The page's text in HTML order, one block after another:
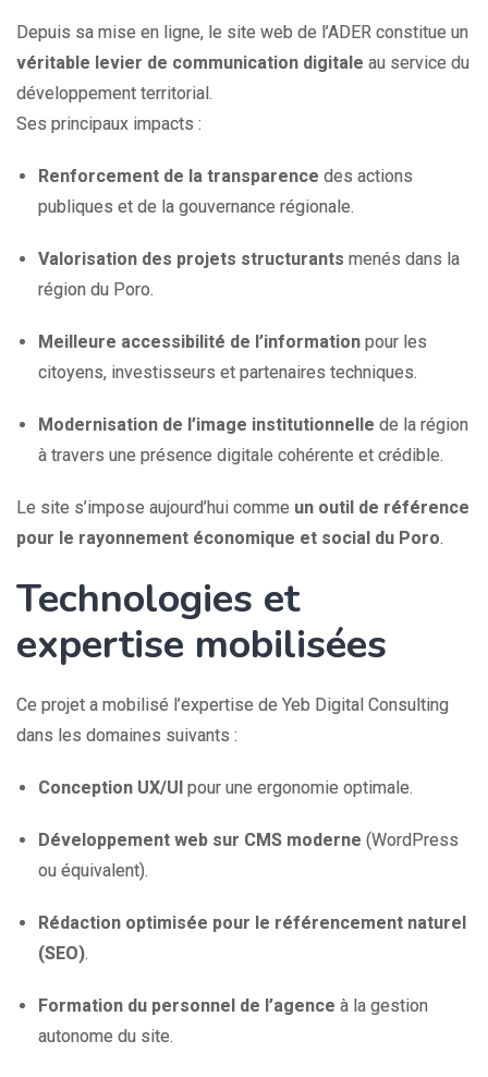
Depuis sa mise en ligne, le site web de l’ADER constitue un
véritable levier de communication digitale au service du
développement territorial.
Ses principaux impacts :
Renforcement de la transparence des actions
publiques et de la gouvernance régionale.
Valorisation des projets structurants menés dans la
région du Poro.
Meilleure accessibilité de l’information pour les
citoyens, investisseurs et partenaires techniques.
Modernisation de l’image institutionnelle de la région
à travers une présence digitale cohérente et crédible.
Le site s’impose aujourd’hui comme un outil de référence
pour le rayonnement économique et social du Poro.
Technologies et
expertise mobilisées
Ce projet a mobilisé l’expertise de Yeb Digital Consulting
dans les domaines suivants :
Conception UX/UI pour une ergonomie optimale.
Développement web sur CMS moderne (WordPress
ou équivalent).
Rédaction optimisée pour le référencement naturel
(SEO).
Formation du personnel de l’agence à la gestion
autonome du site.